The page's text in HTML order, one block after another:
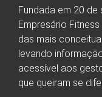
Fundada em 20
Empresário
das mais
levando
acessível aos
que queiram se